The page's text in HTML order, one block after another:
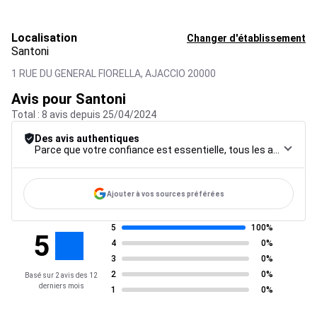
Localisation Changer d'établissement
Santoni
1 RUE DU GENERAL FIORELLA, AJACCIO 20000
Avis pour Santoni
Total : 8 avis depuis 25/04/2024
Des avis authentiques
Ajouter à vos sources préférées
5
Basé sur 2 avis des 12
derniers mois
5
100%
4
0%
3
0%
2
0%
1
0%